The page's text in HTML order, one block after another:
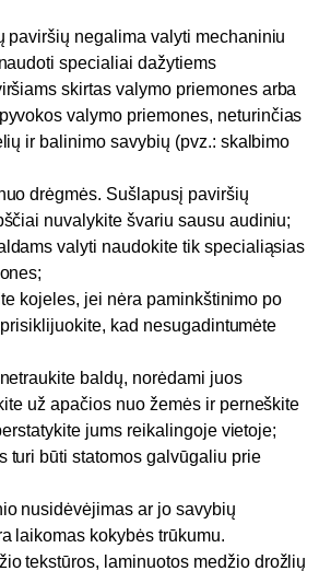
paviršių negalima valyti mechaniniu
specialiai dažytiems
skirtas valymo priemones arba
valymo priemones, neturinčias
ir balinimo savybių (pvz.: skalbimo
drėgmės. Sušlapusį paviršių
nuvalykite švariu sausu audiniu;
valyti naudokite tik specialiąsias
kojeles, jei nėra paminkštinimo po
kad nesugadintumėte
baldų, norėdami juos
už apačios nuo žemės ir perneškite
jums reikalingoje vietoje;
turi būti statomos galvūgaliu prie
nusidėvėjimas ar jo savybių
laikomas kokybės trūkumu.
tekstūros, laminuotos medžio drožlių